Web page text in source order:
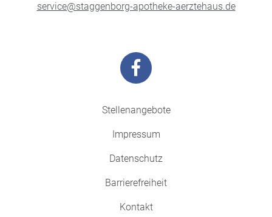
service@staggenborg-apotheke-aerztehaus.de
Stellenangebote
Impressum
Datenschutz
Barrierefreiheit
Kontakt